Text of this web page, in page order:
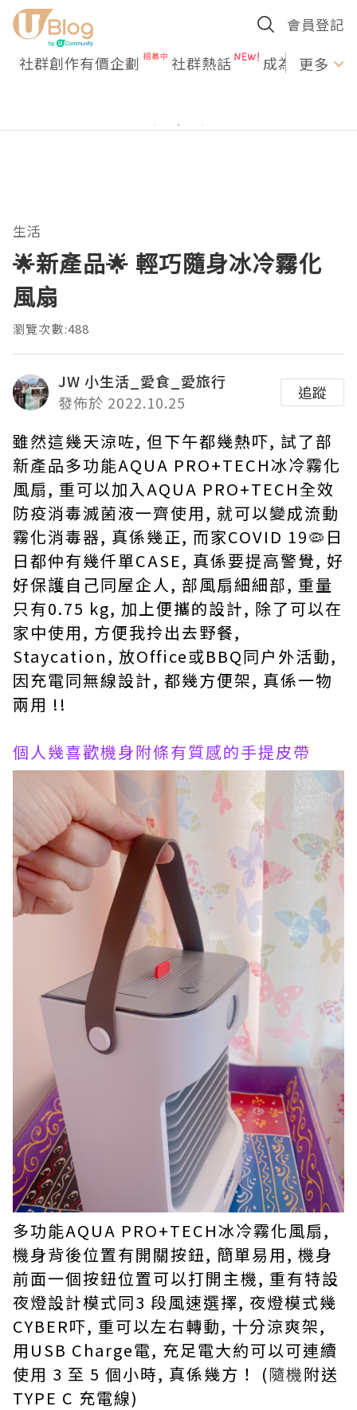
會員登記
社群創作有價企劃 社群熱話 成為U更多
生活
🌟新產品🌟 輕巧隨身冰冷霧化
風扇
瀏覽次數:488
JW 小生活_愛食_愛旅行
發佈於 2022.10.25
追蹤
雖然這幾天涼咗, 但下午都幾熱吓, 試了部
新產品多功能AQUA PRO+TECH冰冷霧化
風扇, 重可以加入AQUA PRO+TECH全效
防疫消毒滅菌液一齊使用, 就可以變成流動
霧化消毒器, 真係幾正, 而家COVID 19🦠日
日都仲有幾仟單CASE, 真係要提高警覺, 好
好保護自己同屋企人, 部風扇細細部, 重量
只有0.75 kg, 加上便攜的設計, 除了可以在
家中使用, 方便我拎出去野餐,
Staycation, 放Office或BBQ同户外活動,
因充電同無線設計, 都幾方便架, 真係一物
兩用 !!
個人幾喜歡機身附條有質感的手提皮帶
多功能AQUA PRO+TECH冰冷霧化風扇,
機身背後位置有開關按鈕, 簡單易用, 機身
前面一個按鈕位置可以打開主機, 重有特設
夜燈設計模式同3 段風速選擇, 夜燈模式幾
CYBER吓, 重可以左右轉動, 十分涼爽架,
用USB Charge電, 充足電大約可以可連續
使用 3 至 5 個小時, 真係幾方！ (隨機附送
TYPE C 充電線)